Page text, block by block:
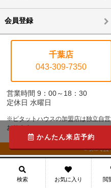
会員登録
千葉店
043-309-7350
営業時間 9：00～18：30
定休日 水曜日
※ピタットハウスの加盟店は独立自
おります。
©株式会
かんたん来店予約
検索 お気に入り 閲